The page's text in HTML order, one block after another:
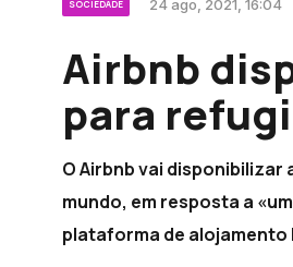
SOCIEDADE 24 ago, 2021, 16:04
Airbnb
para
O Airbnb vai
mundo, em resposta a
plataforma de alojamento